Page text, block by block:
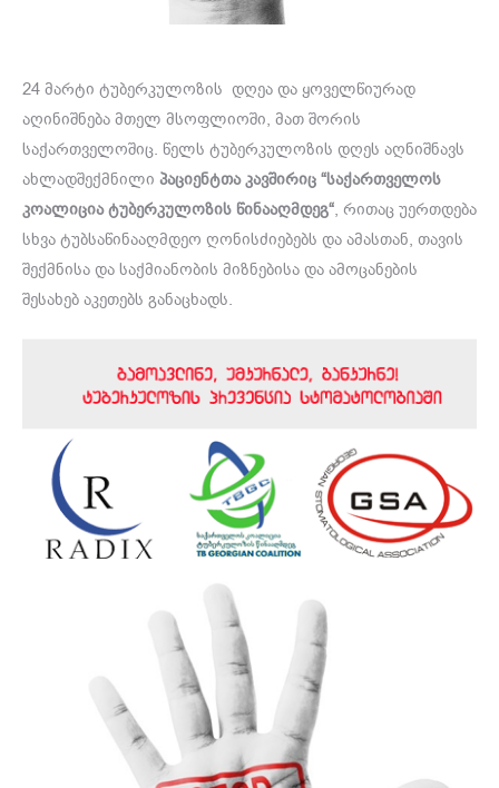
24 მარტი ტუბერკულოზის დღეა და ყოველწიურად
აღინიშნება მთელ მსოფლიოში, მათ შორის
საქართველოშიც. წელს ტუბერკულოზის დღეს აღნიშნავს
ახლადშექმნილი პაციენტთა კავშირიც “საქართველოს
კოალიცია ტუბერკულოზის წინააღმდეგ“, რითაც უერთდება
სხვა ტუბსაწინააღმდეო ღონისძიებებს და ამასთან, თავის
შექმნისა და საქმიანობის მიზნებისა და ამოცანების
შესახებ აკეთებს განაცხადს.